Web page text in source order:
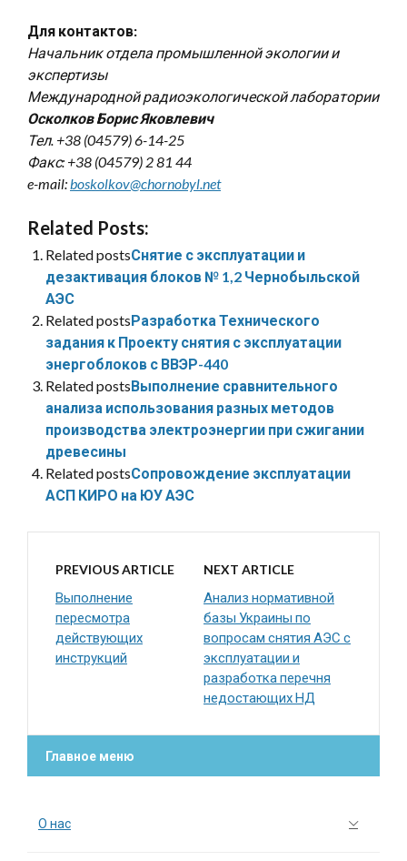
Для контактов:
Начальник отдела промышленной экологии и
экспертизы
Международной радиоэкологической лаборатории
Осколков Борис Яковлевич
Тел. +38 (04579) 6-14-25
Факс: +38 (04579) 2 81 44
e-mail:boskolkov@chornobyl.net
Related Posts:
Related postsСнятие с эксплуатации и
дезактивация блоков № 1,2 Чернобыльской
АЭС
Related postsРазработка Технического
задания к Проекту снятия с эксплуатации
энергоблоков с ВВЭР-440
Related postsВыполнение сравнительного
анализа использования разных методов
производства электроэнергии при сжигании
древесины
Related postsСопровождение эксплуатации
АСП КИРО на ЮУ АЭС
PREVIOUS ARTICLE
Выполнение
пересмотра
действующих
инструкций
NEXT ARTICLE
Анализ нормативной
базы Украины по
вопросам снятия АЭС с
эксплуатации и
разработка перечня
недостающих НД
Главное меню
О нас